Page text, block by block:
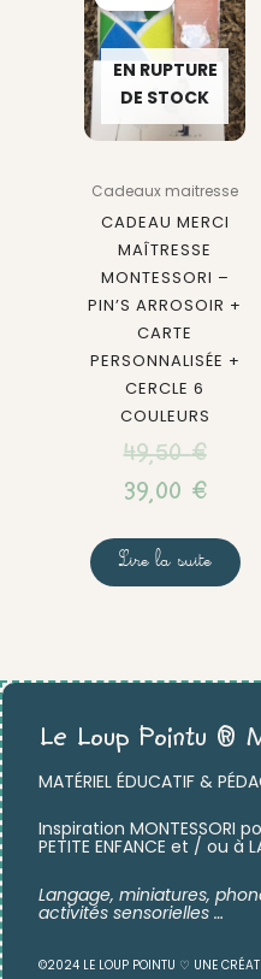
EN RUPTURE
DE STOCK
Cadeaux maitresse
CADEAU MERCI
MAÎTRESSE
MONTESSORI –
PIN’S ARROSOIR +
CARTE
PERSONNALISÉE +
CERCLE 6
COULEURS
49,50€
prix
initial
était :
49,50
39,00 €
prix
actuel
est :
39,00
Lire la suite
Le Loup Pointu ®
MATÉRIEL ÉDUCATIF &
Inspiration MONTESSORI
PETITE ENFANCE et / ou à
Langage, miniatures,
activités sensorielles …
©2024 LE LOUP POINTU ♡ UNE